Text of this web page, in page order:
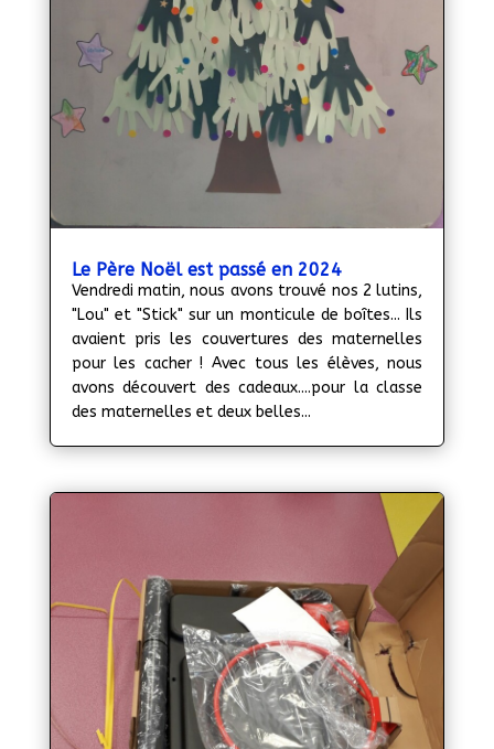
Le Père Noël est passé en 2024
Vendredi matin, nous avons trouvé nos 2 lutins,
"Lou" et "Stick" sur un monticule de boîtes... Ils
avaient pris les couvertures des maternelles
pour les cacher ! Avec tous les élèves, nous
avons découvert des cadeaux....pour la classe
des maternelles et deux belles...